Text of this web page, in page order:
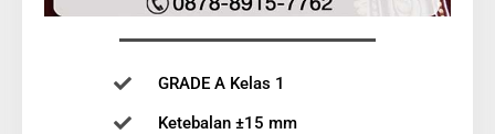
GRADE A Kelas 1
Ketebalan ±15 mm